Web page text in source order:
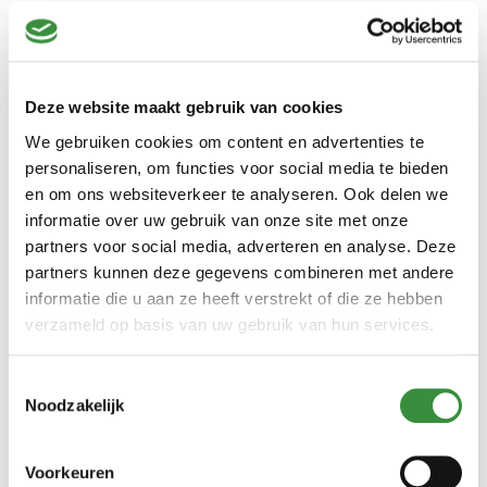
Deze website maakt gebruik van cookies
We gebruiken cookies om content en advertenties te
personaliseren, om functies voor social media te bieden
en om ons websiteverkeer te analyseren. Ook delen we
informatie over uw gebruik van onze site met onze
partners voor social media, adverteren en analyse. Deze
partners kunnen deze gegevens combineren met andere
informatie die u aan ze heeft verstrekt of die ze hebben
verzameld op basis van uw gebruik van hun services.
Noodzakelijk
Voorkeuren
kaas. Bovendien is Parmezaanse kaas rijk aan voedingsstoffen.
Het bevat een hoge concentratie aan eiwitten, vitamine A, B2,
B6, B12, fosfor, calcium en zink. Ondanks de sterke smaak,
mensen met een lactose-intolerantie.
Onze parmezaanse kazen
Bij Hoogendoorn Kaas waarderen we de unieke kwaliteiten van
de Parmezaanse kaas en bieden we alleen de beste selectie aan.
Van jonge tot oude kazen, we hebben voor elk wat wils! Zo
hebben wij in ons assortiment de enige echte Parmesan
Reggiano, zowel in stuk als geraspt. Daarnaast hebben wij de
Witte Truffel & Parmigiano Reggiano Crème.